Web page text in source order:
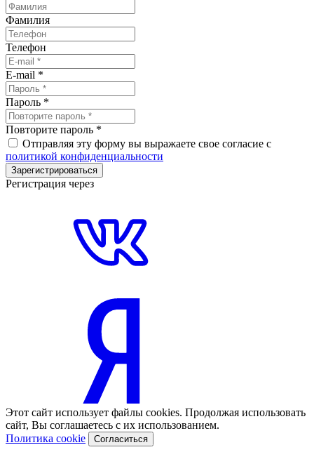
Фамилия
Телефон
E-mail *
Пароль *
Повторите пароль *
Отправляя эту форму вы выражаете свое согласие с
политикой конфиденциальности
Зарегистрироваться
Регистрация через
Этот сайт использует файлы cookies. Продолжая использовать
сайт, Вы соглашаетесь с их использованием.
Политика cookie
Согласиться